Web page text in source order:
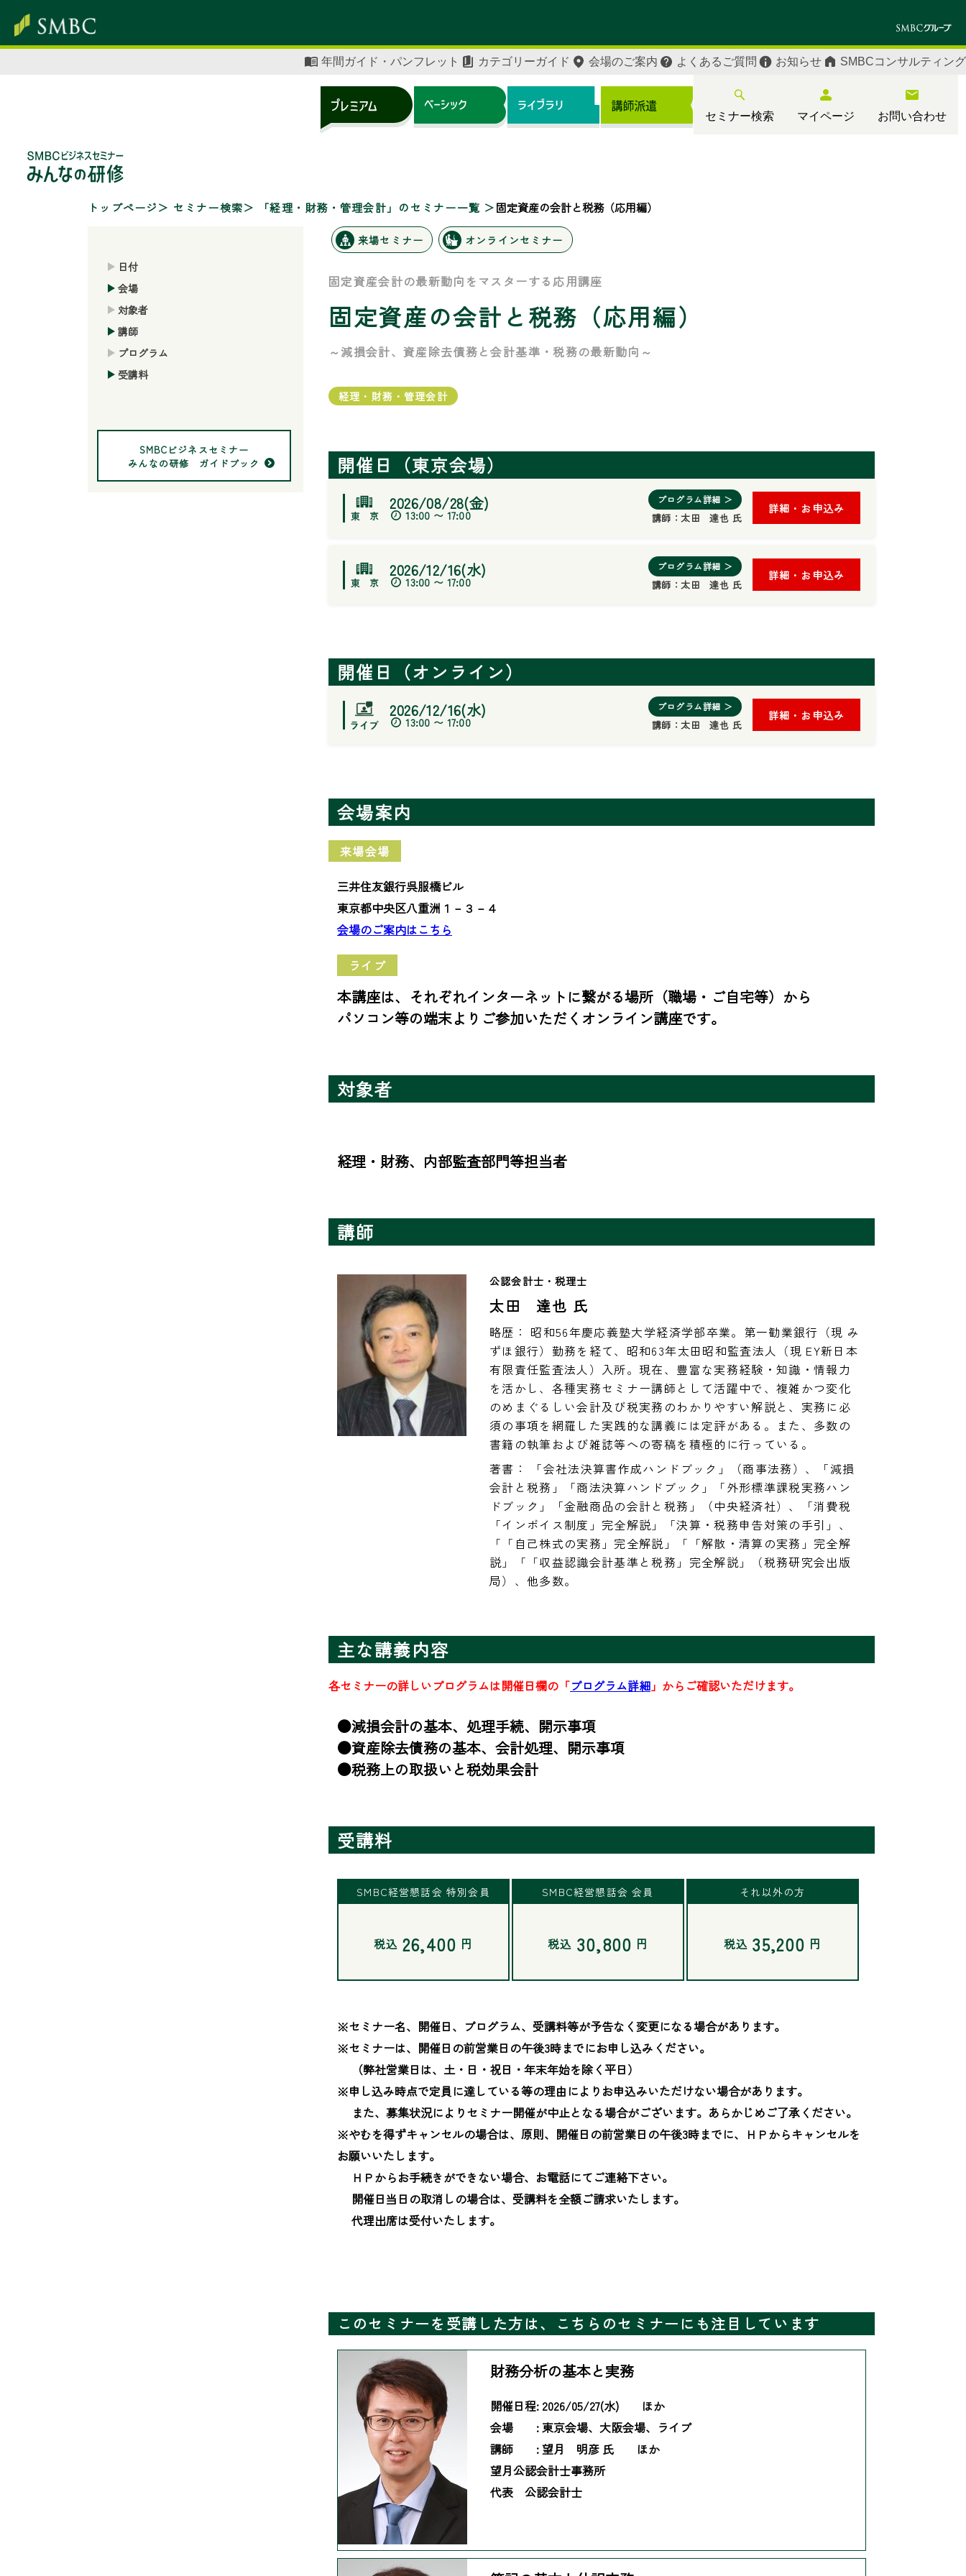
セミナー検索 マイページ お問い合わせ
年間ガイド・パンフレット カテゴリーガイド 会場のご案内 よくあるご質問 お知らせ SMBCコンサルティング
トップページ セミナー検索 「経理・財務・管理会計」のセミナー一覧 固定資産の会計と税務（応用編）
日付
会場
対象者
講師
プログラム
受講料
SMBCビジネスセミナー
みんなの研修 ガイドブック
来場セミナー オンラインセミナー
固定資産会計の最新動向をマスターする応用講座
固定資産の会計と税務（応用編）
～減損会計、資産除去債務と会計基準・税務の最新動向～
経理・財務・管理会計
開催日（東京会場）
2026/08/28(金)
13:00 〜 17:00
プログラム詳細 ＞
講師：太田 達也 氏
詳細・お申込み
2026/12/16(水)
13:00 〜 17:00
プログラム詳細 ＞
講師：太田 達也 氏
詳細・お申込み
開催日（オンライン）
2026/12/16(水)
13:00 〜 17:00
プログラム詳細 ＞
講師：太田 達也 氏
詳細・お申込み
会場案内
来場会場
三井住友銀行呉服橋ビル
東京都中央区八重洲１－３－４
会場のご案内はこちら
ライブ
本講座は、それぞれインターネットに繋がる場所（職場・ご自宅等）から
パソコン等の端末よりご参加いただくオンライン講座です。
対象者
経理・財務、内部監査部門等担当者
講師
公認会計士・税理士
太田 達也 氏
略歴： 昭和56年慶応義塾大学経済学部卒業。第一勧業銀行（現 み
ずほ銀行）勤務を経て、昭和63年太田昭和監査法人（現 EY新日本
有限責任監査法人）入所。現在、豊富な実務経験・知識・情報力
を活かし、各種実務セミナー講師として活躍中で、複雑かつ変化
のめまぐるしい会計及び税実務のわかりやすい解説と、実務に必
須の事項を網羅した実践的な講義には定評がある。また、多数の
書籍の執筆および雑誌等への寄稿を積極的に行っている。
著書： 「会社法決算書作成ハンドブック」（商事法務）、「減損
会計と税務」「商法決算ハンドブック」「外形標準課税実務ハン
ドブック」「金融商品の会計と税務」（中央経済社）、「消費税
「インボイス制度」完全解説」「決算・税務申告対策の手引」、
「「自己株式の実務」完全解説」「「解散・清算の実務」完全解
説」「「収益認識会計基準と税務」完全解説」（税務研究会出版
局）、他多数。
主な講義内容
各セミナーの詳しいプログラムは開催日欄の「プログラム詳細 」からご確認いただけます。
●減損会計の基本、処理手続、開示事項
●資産除去債務の基本、会計処理、開示事項
●税務上の取扱いと税効果会計
受講料
SMBC経営懇話会 特別会員
税込 26,400 円
SMBC経営懇話会 会員
税込 30,800 円
それ以外の方
税込 35,200 円
※セミナー名、開催日、プログラム、受講料等が予告なく変更になる場合があります。
※セミナーは、開催日の前営業日の午後3時までにお申し込みください。
（弊社営業日は、土・日・祝日・年末年始を除く平日）
※申し込み時点で定員に達している等の理由によりお申込みいただけない場合があります。
また、募集状況によりセミナー開催が中止となる場合がございます。あらかじめご了承ください。
※やむを得ずキャンセルの場合は、原則、開催日の前営業日の午後3時までに、ＨＰからキャンセルを
お願いいたします。
ＨＰからお手続きができない場合、お電話にてご連絡下さい。
開催日当日の取消しの場合は、受講料を全額ご請求いたします。
代理出席は受付いたします。
このセミナーを受講した方は、こちらのセミナーにも注目しています
財務分析の基本と実務
開催日程: 2026/05/27(水) ほか
会場 : 東京会場、大阪会場、ライブ
講師 :望月 明彦 氏 ほか
望月公認会計士事務所
代表 公認会計士